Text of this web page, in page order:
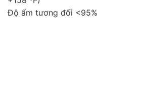
Độ ẩm tương đối <95%